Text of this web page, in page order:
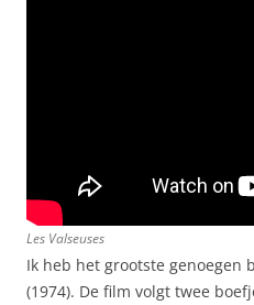
Les Valseuses
Ik heb het grootste genoegen
(1974). De film volgt twee